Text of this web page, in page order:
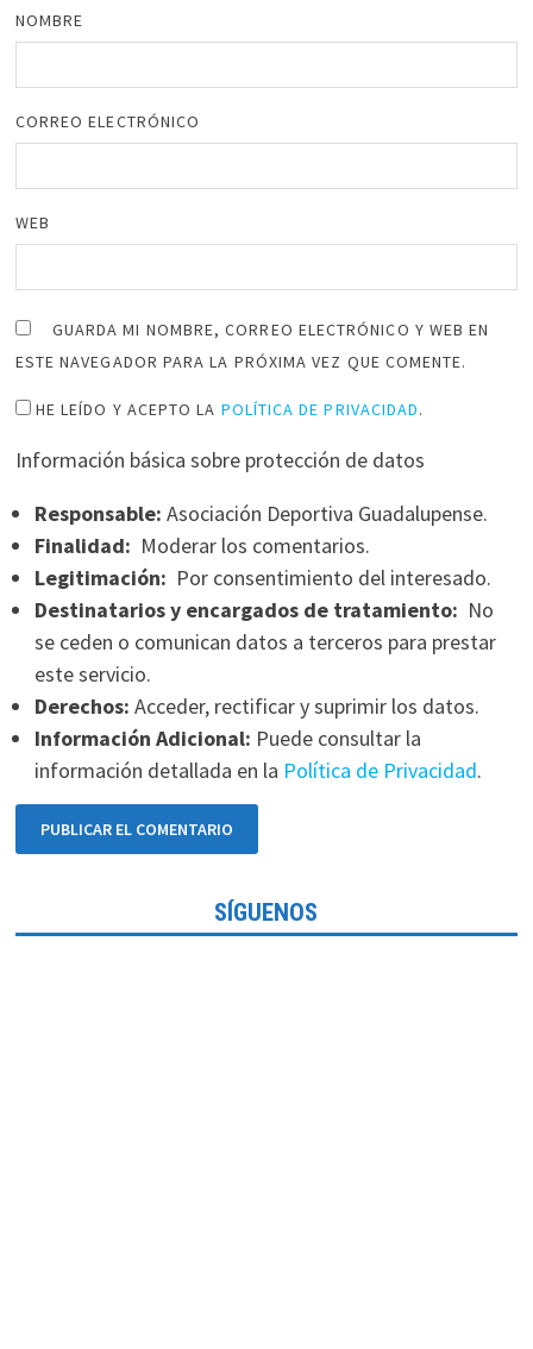
NOMBRE
CORREO ELECTRÓNICO
WEB
GUARDA MI NOMBRE, CORREO ELECTRÓNICO Y WEB EN
ESTE NAVEGADOR PARA LA PRÓXIMA VEZ QUE COMENTE.
HE LEÍDO Y ACEPTO LA POLÍTICA DE PRIVACIDAD.
Información básica sobre protección de datos
Responsable: Asociación Deportiva Guadalupense.
Finalidad: Moderar los comentarios.
Legitimación: Por consentimiento del interesado.
Destinatarios y encargados de tratamiento: No
se ceden o comunican datos a terceros para prestar
este servicio.
Derechos: Acceder, rectificar y suprimir los datos.
Información Adicional: Puede consultar la
información detallada en la Política de Privacidad.
SÍGUENOS